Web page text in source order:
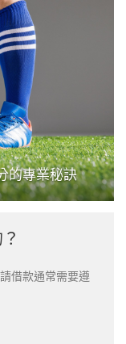
的專業秘訣
借款通常需要遵